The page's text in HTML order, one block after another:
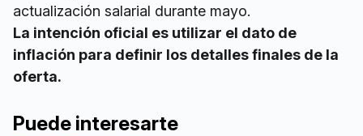
actualización salarial durante mayo.
La intención oficial es utilizar el dato de
inflación para definir los detalles finales de la
oferta.
Puede interesarte